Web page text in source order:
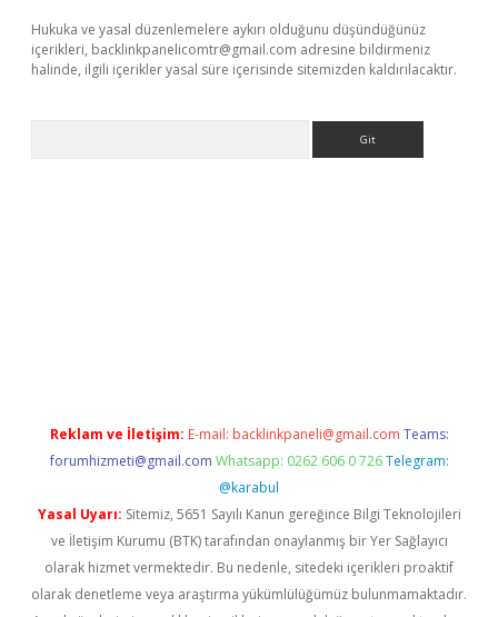
Hukuka ve yasal düzenlemelere aykırı olduğunu düşündüğünüz
içerikleri, backlinkpanelicomtr@gmail.com adresine bildirmeniz
halinde, ilgili içerikler yasal süre içerisinde sitemizden kaldırılacaktır.
Reklam ve İletişim: E-mail: backlinkpaneli@gmail.com Teams:
forumhizmeti@gmail.com Whatsapp: 0262 606 0 726 Telegram:
@karabul
Yasal Uyarı: Sitemiz, 5651 Sayılı Kanun gereğince Bilgi Teknolojileri
ve İletişim Kurumu (BTK) tarafından onaylanmış bir Yer Sağlayıcı
olarak hizmet vermektedir. Bu nedenle, sitedeki içerikleri proaktif
olarak denetleme veya araştırma yükümlülüğümüz bulunmamaktadır.